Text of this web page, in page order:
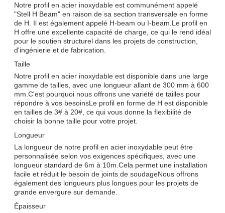
Notre profil en acier inoxydable est communément appelé
"Stell H Beam" en raison de sa section transversale en forme
de H. Il est également appelé H-beam ou I-beam.Le profil en
H offre une excellente capacité de charge, ce qui le rend idéal
pour le soutien structurel dans les projets de construction,
d'ingénierie et de fabrication.
Taille
Notre profil en acier inoxydable est disponible dans une large
gamme de tailles, avec une longueur allant de 300 mm à 600
mm.C'est pourquoi nous offrons une variété de tailles pour
répondre à vos besoinsLe profil en forme de H est disponible
en tailles de 3# à 20#, ce qui vous donne la flexibilité de
choisir la bonne taille pour votre projet.
Longueur
La longueur de notre profil en acier inoxydable peut être
personnalisée selon vos exigences spécifiques, avec une
longueur standard de 6m à 10m.Cela permet une installation
facile et réduit le besoin de joints de soudageNous offrons
également des longueurs plus longues pour les projets de
grande envergure sur demande.
Épaisseur